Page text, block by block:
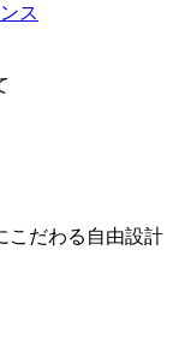
ス
こだわる自由設計